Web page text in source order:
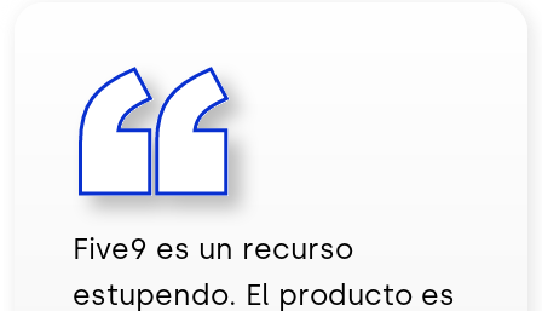
Five9 es un recurso
estupendo. El producto es